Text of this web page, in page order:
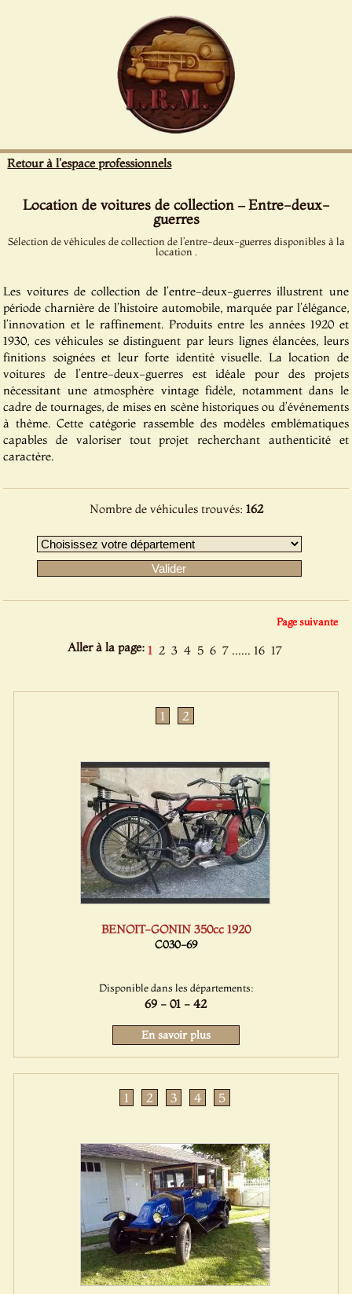
Retour à l'espace professionnels
Location de voitures de collection – Entre-deux-
guerres
Sélection de véhicules de collection de l’entre-deux-guerres disponibles à la
location .
Les voitures de collection de l’entre-deux-guerres illustrent une
période charnière de l’histoire automobile, marquée par l’élégance,
l’innovation et le raffinement. Produits entre les années 1920 et
1930, ces véhicules se distinguent par leurs lignes élancées, leurs
finitions soignées et leur forte identité visuelle. La location de
voitures de l’entre-deux-guerres est idéale pour des projets
nécessitant une atmosphère vintage fidèle, notamment dans le
cadre de tournages, de mises en scène historiques ou d’événements
à thème. Cette catégorie rassemble des modèles emblématiques
capables de valoriser tout projet recherchant authenticité et
caractère.
Nombre de véhicules trouvés: 162
Page suivante
Aller à la page:1 2 3 4 5 6 7 ...... 16 17
1 2
BENOIT-GONIN 350cc 1920
C030-69
Disponible dans les départements:
69 - 01 - 42
En savoir plus
1 2 3 4 5